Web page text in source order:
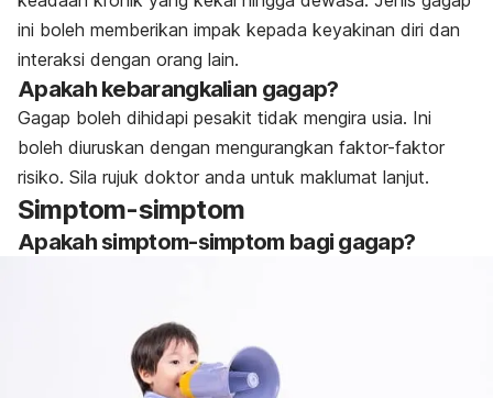
ini boleh memberikan impak kepada keyakinan diri dan
interaksi dengan orang lain.
Apakah kebarangkalian gagap?
Gagap boleh dihidapi pesakit tidak mengira usia. Ini
boleh diuruskan dengan mengurangkan faktor-faktor
risiko. Sila rujuk doktor anda untuk maklumat lanjut.
Simptom-simptom
Apakah simptom-simptom bagi gagap?